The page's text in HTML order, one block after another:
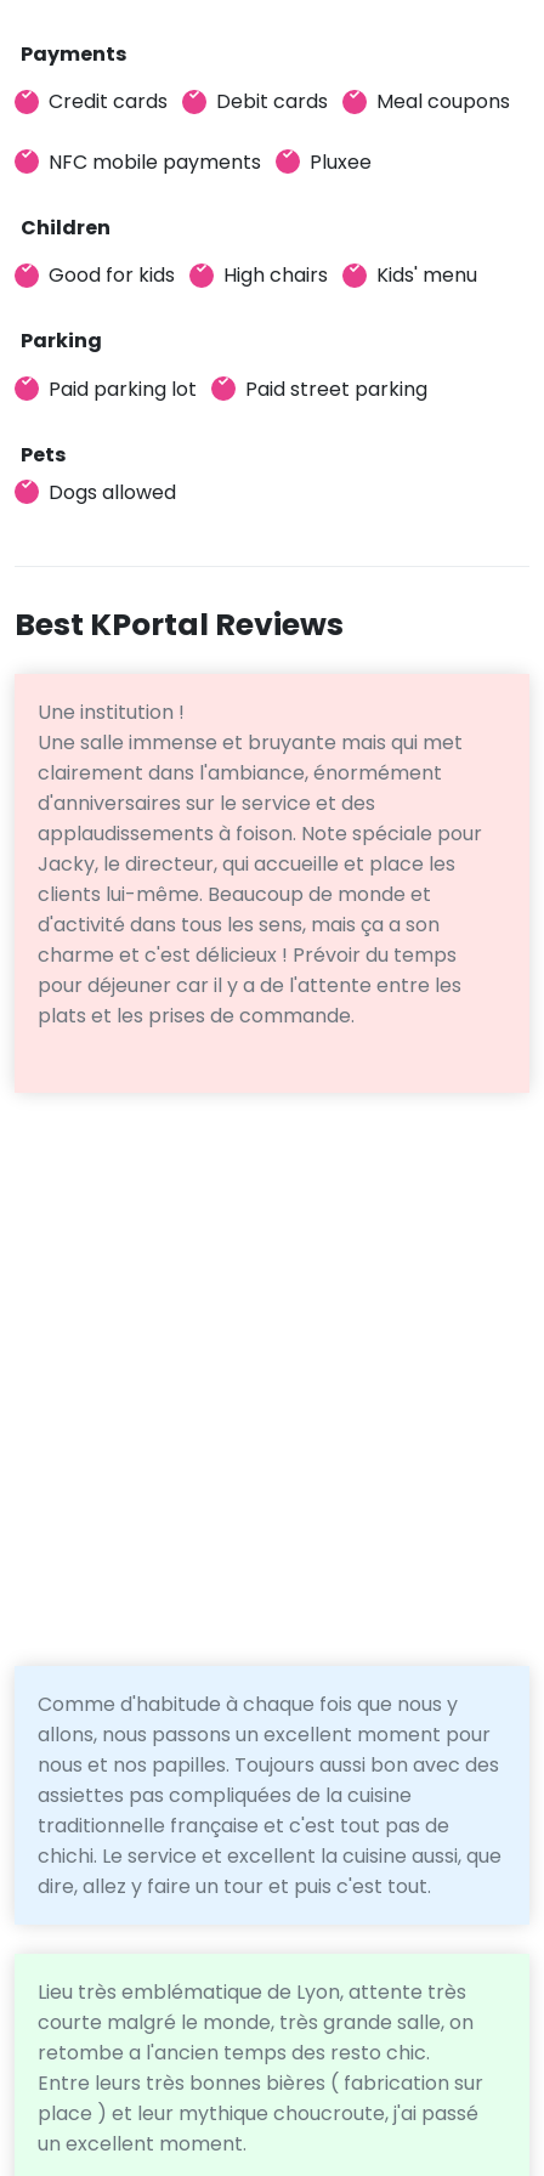
Payments
Credit cards
Debit cards Meal coupons
NFC mobile payments Pluxee
Children
Good for kids
High chairs Kids' menu
Parking
Paid parking lot
Paid street parking
Pets
Dogs allowed
Best KPortal Reviews
Une institution !
Une salle immense et bruyante mais qui met
clairement dans l'ambiance, énormément
d'anniversaires sur le service et des
applaudissements à foison. Note spéciale pour
Jacky, le directeur, qui accueille et place les
clients lui-même. Beaucoup de monde et
d'activité dans tous les sens, mais ça a son
charme et c'est délicieux ! Prévoir du temps
pour déjeuner car il y a de l'attente entre les
plats et les prises de commande.
Comme d'habitude à chaque fois que nous y
allons, nous passons un excellent moment pour
nous et nos papilles. Toujours aussi bon avec des
assiettes pas compliquées de la cuisine
traditionnelle française et c'est tout pas de
chichi. Le service et excellent la cuisine aussi, que
dire, allez y faire un tour et puis c'est tout.
Lieu très emblématique de Lyon, attente très
courte malgré le monde, très grande salle, on
retombe a l'ancien temps des resto chic.
Entre leurs très bonnes bières ( fabrication sur
place ) et leur mythique choucroute, j'ai passé
un excellent moment.